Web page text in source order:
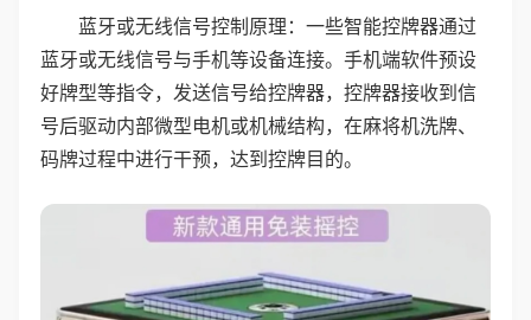
蓝牙或无线信号控制原理：一些智能控牌器通过
蓝牙或无线信号与手机等设备连接。手机端软件预设
好牌型等指令，发送信号给控牌器，控牌器接收到信
号后驱动内部微型电机或机械结构，在麻将机洗牌、
码牌过程中进行干预，达到控牌目的。